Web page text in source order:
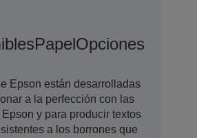
PapelOpciones De
Epson están desarrolladas
a la perfección con las
y para producir textos
a los borrones que